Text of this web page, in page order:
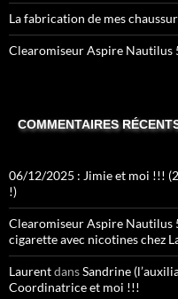
La fabrication de mes
Clearomiseur Aspire Nautilus
COMMENTAIRES
06/12/2025 : Jimie et moi !!!
!)
Clearomiseur Aspire Nautilus
cigarette avec nicotines chez
LaurentdansSandrine
Coordinatrice et moi !!!